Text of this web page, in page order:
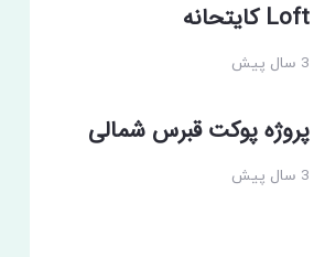
Loft کایتحانه
3 سال پیش
پروژه پوکت قبرس شمالی
3 سال پیش